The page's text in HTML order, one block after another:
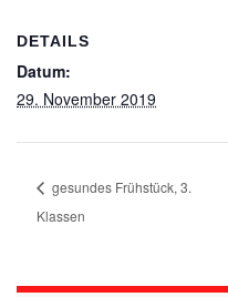
DETAILS
Datum:
29. November 2019
gesundes Frühstück, 3.
Klassen